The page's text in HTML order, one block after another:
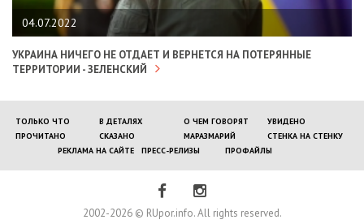
04.07.2022
УКРАИНА НИЧЕГО НЕ ОТДАЕТ И ВЕРНЕТСЯ НА ПОТЕРЯННЫЕ
ТЕРРИТОРИИ - ЗЕЛЕНСКИЙ
ТОЛЬКО ЧТО В ДЕТАЛЯХ О ЧЕМ ГОВОРЯТ
УВИДЕНО
ПРОЧИТАНО
СКАЗАНО МАРАЗМАРИЙ
СТЕНКА НА СТЕНКУ
РЕКЛАМА НА САЙТЕ
ПРЕСС-РЕЛИЗЫ ПРОФАЙЛЫ
2002-2026 © RUpor.info. All rights reserved.